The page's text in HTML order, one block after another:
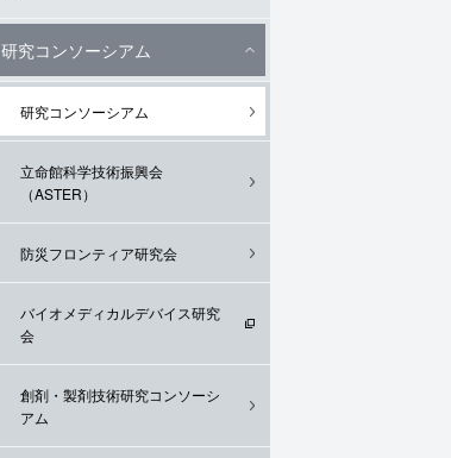
研究コンソーシアム
研究コンソーシアム
立命館科学技術振興会
（ASTER）
防災フロンティア研究会
バイオメディカルデバイス研究
会
創剤・製剤技術研究コンソーシ
アム